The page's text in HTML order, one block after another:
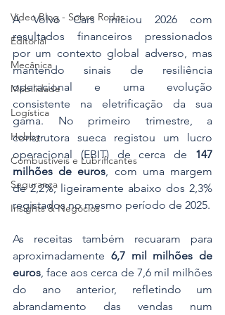
Vídeo Blog - Sobre Rodas
Editorial
Mecânica
Mobilidade
Logística
Hobby
Combustíveis e Lubrificantes
Segurança
Insights & Negócios
A Volvo Cars iniciou 2026 com
resultados financeiros pressionados
por um contexto global adverso, mas
mantendo sinais de resiliência
operacional e uma evolução
consistente na eletrificação da sua
gama. No primeiro trimestre, a
construtora sueca registou um lucro
operacional (EBIT) de cerca de 147
milhões de euros, com uma margem
de 2,2%, ligeiramente abaixo dos 2,3%
registados no mesmo período de 2025.
As receitas também recuaram para
aproximadamente 6,7 mil milhões de
euros, face aos cerca de 7,6 mil milhões
do ano anterior, refletindo um
abrandamento das vendas num